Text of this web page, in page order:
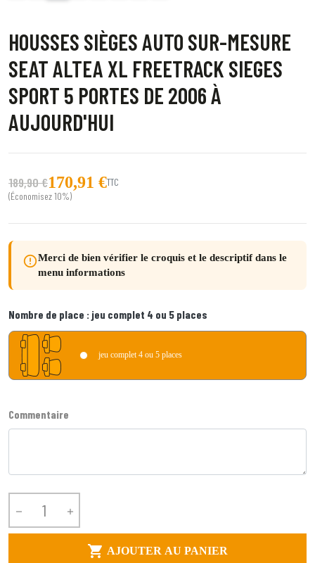
HOUSSES SIÈGES AUTO SUR-MESURE
SEAT ALTEA XL FREETRACK SIEGES
SPORT 5 PORTES DE 2006 À
AUJOURD'HUI
189,90 €170,91 €TTC
(Économisez 10%)
error_outlineMerci de bien vérifier le croquis et le descriptif dans le
menu informations
Nombre de place : jeu complet 4 ou 5 places
jeu complet 4 ou 5 places
Commentaire
 
 AJOUTER AU PANIER